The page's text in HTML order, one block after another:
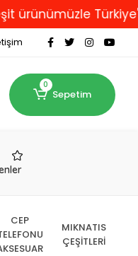
Türkiye'nin
0
Sepetim
CEP
MIKNATIS
ÇEŞİTLERİ